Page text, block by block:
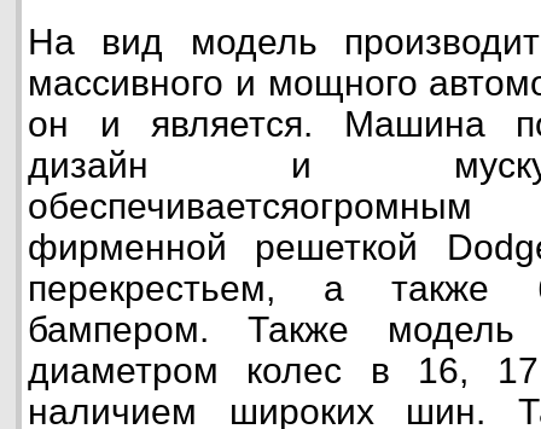
На вид модель
массивного и мощного
он и является. Машина
дизайн и
фирменной решеткой
перекрестьем, а также
бампером. Также модель
диаметром колес в 16,
наличием широких шин.